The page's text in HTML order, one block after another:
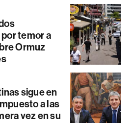
temor a
Ormuz
sigue en
a las
vez en su